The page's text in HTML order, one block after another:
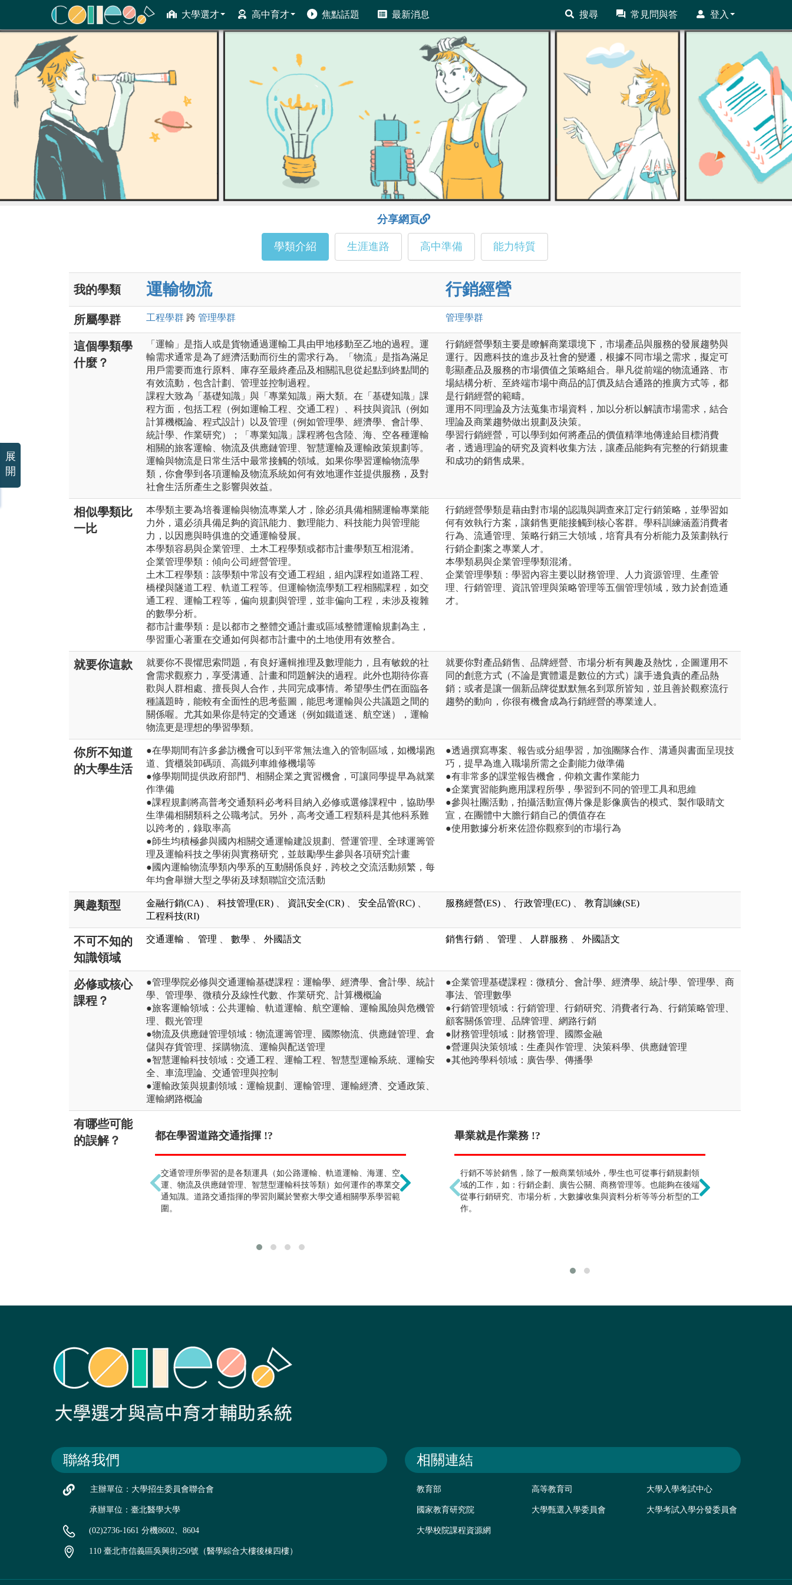
大學選才 高中育才 焦點話題 最新消息 搜尋 常見問與答 登入
ColleGo! 大學選才與高中育才輔助系統
分享網頁
學類介紹 生涯進路 高中準備 能力特質
我的學類 運輸物流 行銷經營
所屬學群 工程學群 跨 管理學群 管理學群
這個學類學
什麼？
「運輸」是指人或是貨物通過運輸工具由甲地移動至乙地的過程。運
輸需求通常是為了經濟活動而衍生的需求行為。「物流」是指為滿足
用戶需要而進行原料、庫存至最終產品及相關訊息從起點到終點間的
有效流動，包含計劃、管理並控制過程。
課程大致為「基礎知識」與「專業知識」兩大類。在「基礎知識」課
程方面，包括工程（例如運輸工程、交通工程）、科技與資訊（例如
計算機概論、程式設計）以及管理（例如管理學、經濟學、會計學、
統計學、作業研究）；「專業知識」課程將包含陸、海、空各種運輸
相關的旅客運輸、物流及供應鏈管理、智慧運輸及運輸政策規劃等。
運輸與物流是日常生活中最常接觸的領域。如果你學習運輸物流學
類，你會學到各項運輸及物流系統如何有效地運作並提供服務，及對
社會生活所產生之影響與效益。
行銷經營學類主要是瞭解商業環境下，市場產品與服務的發展趨勢與
運行。因應科技的進步及社會的變遷，根據不同市場之需求，擬定可
彰顯產品及服務的市場價值之策略組合。舉凡從前端的物流通路、市
場結構分析、至終端市場中商品的訂價及結合通路的推廣方式等，都
是行銷經營的範疇。
運用不同理論及方法蒐集市場資料，加以分析以解讀市場需求，結合
理論及商業趨勢做出規劃及決策。
學習行銷經營，可以學到如何將產品的價值精準地傳達給目標消費
者，透過理論的研究及資料收集方法，讓產品能夠有完整的行銷規畫
和成功的銷售成果。
相似學類比
一比
本學類主要為培養運輸與物流專業人才，除必須具備相關運輸專業能
力外，還必須具備足夠的資訊能力、數理能力、科技能力與管理能
力，以因應與時俱進的交通運輸發展。
本學類容易與企業管理、土木工程學類或都市計畫學類互相混淆。
企業管理學類：傾向公司經營管理。
土木工程學類：該學類中常設有交通工程組，組內課程如道路工程、
橋樑與隧道工程、軌道工程等。但運輸物流學類工程相關課程，如交
通工程、運輸工程等，偏向規劃與管理，並非偏向工程，未涉及複雜
的數學分析。
都市計畫學類：是以都市之整體交通計畫或區域整體運輸規劃為主，
學習重心著重在交通如何與都市計畫中的土地使用有效整合。
行銷經營學類是藉由對市場的認識與調查來訂定行銷策略，並學習如
何有效執行方案，讓銷售更能接觸到核心客群。學科訓練涵蓋消費者
行為、流通管理、策略行銷三大領域，培育具有分析能力及策劃執行
行銷企劃案之專業人才。
本學類易與企業管理學類混淆。
企業管理學類：學習內容主要以財務管理、人力資源管理、生產管
理、行銷管理、資訊管理與策略管理等五個管理領域，致力於創造通
才。
就要你這款
就要你不畏懼思索問題，有良好邏輯推理及數理能力，且有敏銳的社
會需求觀察力，享受溝通、計畫和問題解決的過程。此外也期待你喜
歡與人群相處、擅長與人合作，共同完成事情。希望學生們在面臨各
種議題時，能較有全面性的思考藍圖，能思考運輸與公共議題之間的
關係喔。尤其如果你是特定的交通迷（例如鐵道迷、航空迷），運輸
物流更是理想的學習學類。
就要你對產品銷售、品牌經營、市場分析有興趣及熱忱，企圖運用不
同的創意方式（不論是實體還是數位的方式）讓手邊負責的產品熱
銷；或者是讓一個新品牌從默默無名到眾所皆知，並且善於觀察流行
趨勢的動向，你很有機會成為行銷經營的專業達人。
你所不知道
的大學生活
●在學期間有許多參訪機會可以到平常無法進入的管制區域，如機場跑
道、貨櫃裝卸碼頭、高鐵列車維修機場等
●修學期間提供政府部門、相關企業之實習機會，可讓同學提早為就業
作準備
●課程規劃將高普考交通類科必考科目納入必修或選修課程中，協助學
生準備相關類科之公職考試。另外，高考交通工程類科是其他科系難
以跨考的，錄取率高
●師生均積極參與國內相關交通運輸建設規劃、營運管理、全球運籌管
理及運輸科技之學術與實務研究，並鼓勵學生參與各項研究計畫
●國內運輸物流學類內學系的互動關係良好，跨校之交流活動頻繁，每
年均會舉辦大型之學術及球類聯誼交流活動
●透過撰寫專案、報告或分組學習，加強團隊合作、溝通與書面呈現技
巧，提早為進入職場所需之企劃能力做準備
●有非常多的課堂報告機會，仰賴文書作業能力
●企業實習能夠應用課程所學，學習到不同的管理工具和思維
●參與社團活動，拍攝活動宣傳片像是影像廣告的模式、製作吸睛文
宣，在團體中大膽行銷自己的價值存在
●使用數據分析來佐證你觀察到的市場行為
興趣類型 金融行銷(CA) 科技管理(ER) 資訊安全(CR) 安全品管(RC)
工程科技(RI)
服務經營(ES) 行政管理(EC) 教育訓練(SE)
不可不知的
知識領域
交通運輸 管理 數學 外國語文 銷售行銷 管理 人群服務 外國語文
必修或核心
課程？
●管理學院必修與交通運輸基礎課程：運輸學、經濟學、會計學、統計
學、管理學、微積分及線性代數、作業研究、計算機概論
●旅客運輸領域：公共運輸、軌道運輸、航空運輸、運輸風險與危機管
理、觀光管理
●物流及供應鏈管理領域：物流運籌管理、國際物流、供應鏈管理、倉
儲與存貨管理、採購物流、運輸與配送管理
●智慧運輸科技領域：交通工程、運輸工程、智慧型運輸系統、運輸安
全、車流理論、交通管理與控制
●運輸政策與規劃領域：運輸規劃、運輸管理、運輸經濟、交通政策、
運輸網路概論
●企業管理基礎課程：微積分、會計學、經濟學、統計學、管理學、商
事法、管理數學
●行銷管理領域：行銷管理、行銷研究、消費者行為、行銷策略管理、
顧客關係管理、品牌管理、網路行銷
●財務管理領域：財務管理、國際金融
●營運與決策領域：生產與作管理、決策科學、供應鏈管理
●其他跨學科領域：廣告學、傳播學
有哪些可能
的誤解？
都在學習道路交通指揮 !?
交通管理所學習的是各類運具（如公路運輸、軌道運輸、海運、空
運、物流及供應鏈管理、智慧型運輸科技等類）如何運作的專業交
通知識。道路交通指揮的學習則屬於警察大學交通相關學系學習範
圍。
運輸物流的學習內容很簡單 !?
運輸是非常複雜的系統與問題，學習運輸主體、時空特性、如何完
善有效率運作與管理。課程重視邏輯思考、數量方法、統計數據分
析、規劃與問題求解、資訊應用能力。
運輸及物流專業領域著
程、科技到管理，涵蓋
流、公司企業物流等的
畢業就是作業務 !?
行銷不等於銷售，除了一般商業領域外，學生也可從事行銷規劃領
域的工作，如：行銷企劃、廣告公關、商務管理等。也能夠在後端
從事行銷研究、市場分析，大數據收集與資料分析等等分析型的工
作。
聯絡我們
主辦單位：大學招生委員會聯合會
承辦單位：臺北醫學大學
(02)2736-1661 分機8602、8604
110 臺北市信義區吳興街250號（醫學綜合大樓後棟四樓）
相關連結
教育部 高等教育司 大學入學考試中心
國家教育研究院 大學甄選入學委員會 大學考試入學分發委員會
大學校院課程資源網
展
開